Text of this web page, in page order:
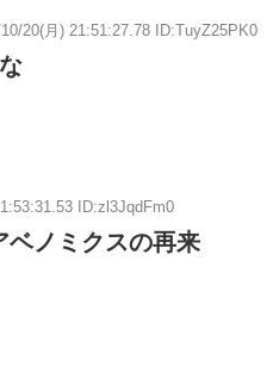
20(月) 21:51:27.78 ID:TuyZ25PK0
ID:zl3JqdFm0
ベノミクスの再来